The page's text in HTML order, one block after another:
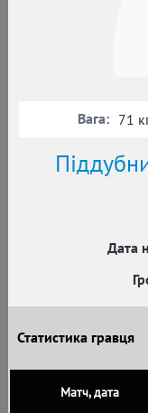
Дата
Вага: 71
Статистика гравця
Матч, дата